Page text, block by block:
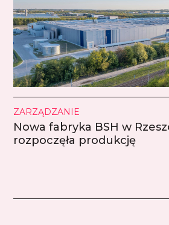
ZARZĄDZANIE
Nowa fabryka BSH w
rozpoczęła produkcję